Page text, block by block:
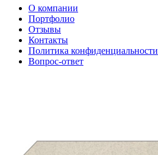
О компании
Портфолио
Отзывы
Контакты
Политика конфиденциальности
Вопрос-ответ